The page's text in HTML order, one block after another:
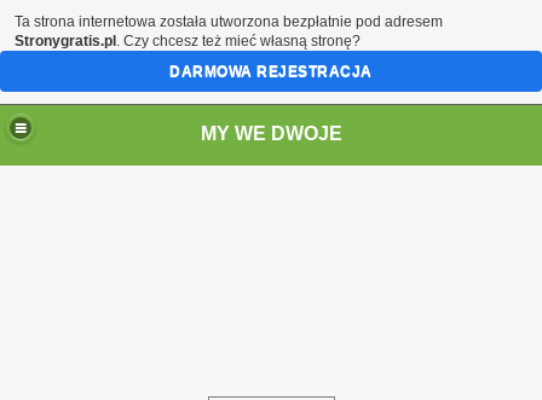
MY WE DWOJE
Ta strona internetowa została utworzona bezpłatnie pod adresem
Stronygratis.pl . Czy chcesz też mieć własną stronę?
DARMOWA REJESTRACJA